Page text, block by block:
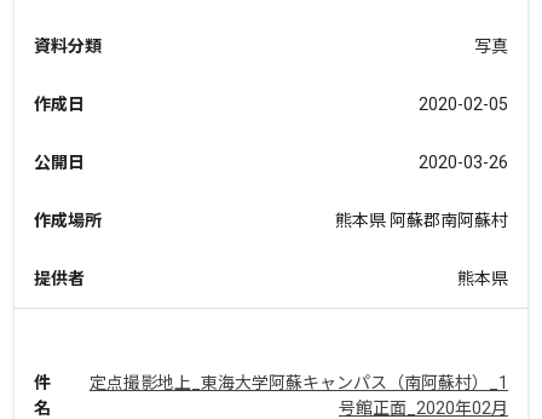
資料分類 写真
作成日 2020-02-05
公開日 2020-03-26
作成場所 熊本県 阿蘇郡南阿蘇村
提供者 熊本県
件
名
定点撮影地上_東海大学阿蘇キャンパス（南阿蘇村）_1
号館正面_2020年02月